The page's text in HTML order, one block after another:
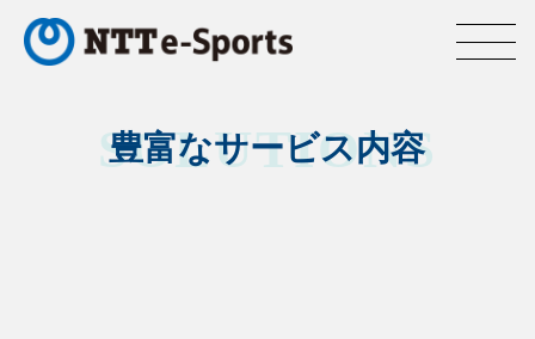
豊富なサービス内容
SOLUTIONS